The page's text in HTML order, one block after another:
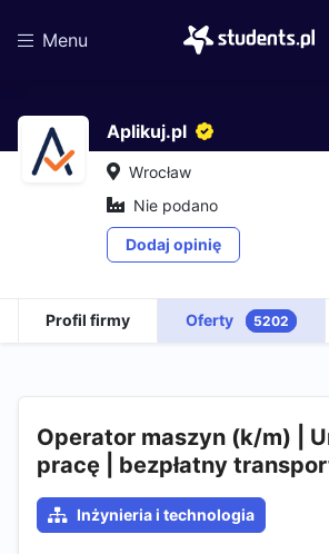
Menu
Aplikuj.pl
Wrocław
Nie podano
Dodaj opinię
Profil firmy Oferty 5202
Operator maszyn (k/m) |
pracę | bezpłatny
Inżynieria i technologia